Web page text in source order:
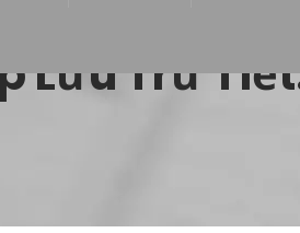
Lưu Trữ Tiết
- Livinbox